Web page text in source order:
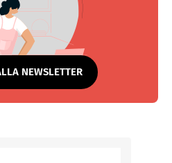
NEWSLETTER